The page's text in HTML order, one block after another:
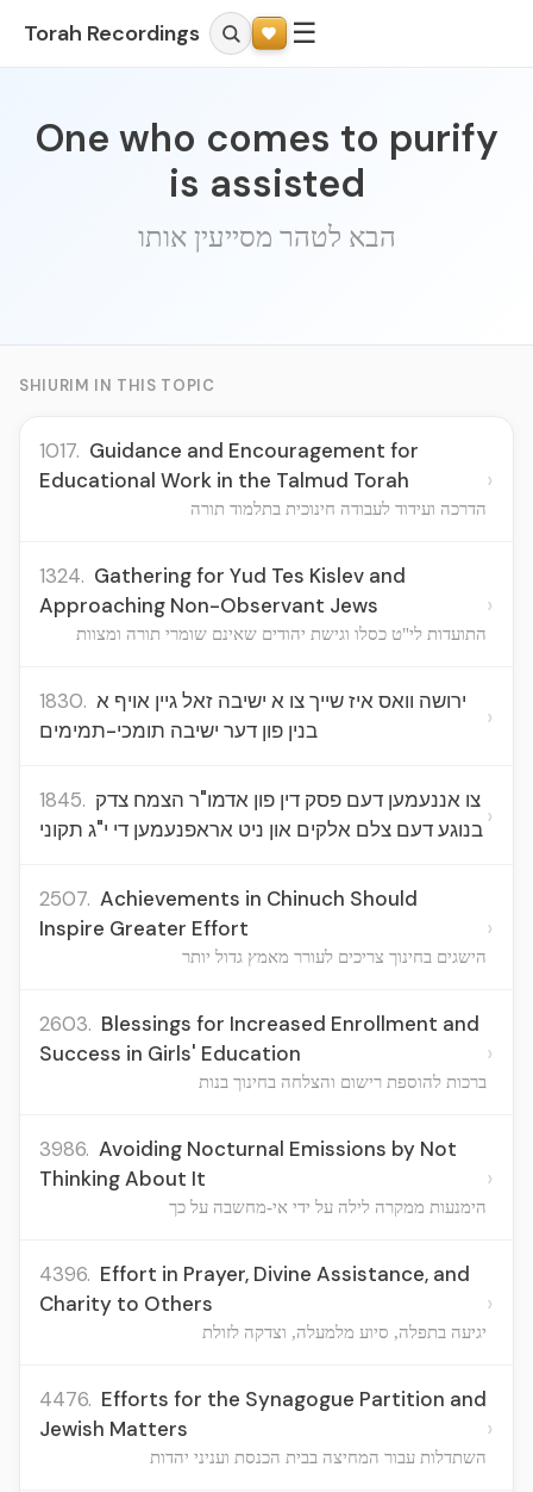
Torah Recordings ☰
One who comes to purify
is assisted
הבא לטהר מסייעין אותו
SHIURIM IN THIS TOPIC
1017. Guidance and Encouragement for
Educational Work in the Talmud Torah
הדרכה ועידוד לעבודה חינוכית בתלמוד תורה
›
1324. Gathering for Yud Tes Kislev and
Approaching Non-Observant Jews
התועדות לי"ט כסלו וגישת יהודים שאינם שומרי תורה ומצוות
›
1830.
בנין פון דער ישיבה תומכי-תמימים
›
1845.
בנוגע דעם צלם אלקים און ניט אראפנעמען די י"ג תקוני›
2507. Achievements in Chinuch Should
Inspire Greater Effort
הישגים בחינוך צריכים לעורר מאמץ גדול יותר
›
2603. Blessings for Increased Enrollment and
Success in Girls' Education
ברכות להוספת רישום והצלחה בחינוך בנות
›
3986. Avoiding Nocturnal Emissions by Not
Thinking About It
הימנעות ממקרה לילה על ידי אי-מחשבה על כך
›
4396. Effort in Prayer, Divine Assistance, and
Charity to Others
יגיעה בתפלה, סיוע מלמעלה, וצדקה לזולת
›
4476. Efforts for the Synagogue Partition and
Jewish Matters
השתדלות עבור המחיצה בבית הכנסת ועניני יהדות
›